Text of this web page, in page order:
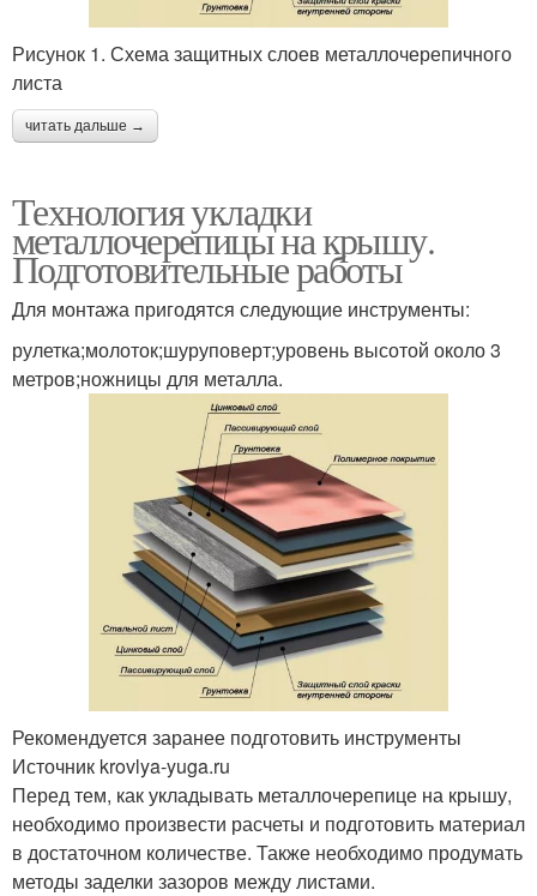
Рисунок 1. Схема защитных слоев металлочерепичного
листа
читать дальше →
Технология укладки
металлочерепицы на крышу.
Подготовительные работы
Для монтажа пригодятся следующие инструменты:
рулетка;молоток;шуруповерт;уровень высотой около 3
метров;ножницы для металла.
Рекомендуется заранее подготовить инструменты
Источник krovlya-yuga.ru
Перед тем, как укладывать металлочерепице на крышу,
необходимо произвести расчеты и подготовить материал
в достаточном количестве. Также необходимо продумать
методы заделки зазоров между листами.